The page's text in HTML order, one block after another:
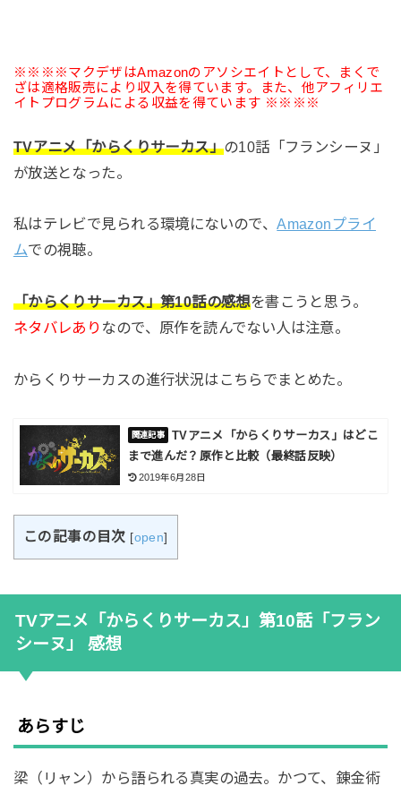
※※※※マクデザはAmazonのアソシエイトとして、まくで
ざは適格販売により収入を得ています。また、他アフィリエ
イトプログラムによる収益を得ています ※※※※
TVアニメ「からくりサーカス」の10話「フランシーヌ」
が放送となった。
私はテレビで見られる環境にないので、Amazonプライ
ムでの視聴。
「からくりサーカス」第10話の感想を書こうと思う。
ネタバレあり なので、原作を読んでない人は注意。
からくりサーカスの進行状況はこちらでまとめた。
TVアニメ「からくりサーカス」はどこ
まで進んだ？原作と比較（最終話反映）
2019年6月28日
この記事の目次 [open]
TVアニメ「からくりサーカス」第10話「フラン
シーヌ」 感想
あらすじ
梁（リャン）から語られる真実の過去。かつて、錬金術